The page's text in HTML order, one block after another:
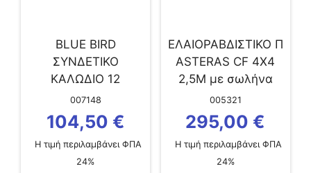
BLUE BIRD
ΣΥΝΔΕΤΙΚΟ
ΚΑΛΩΔΙΟ 12
ΜΕΤΡΩΝ ΜΕ
ΕΝΣΩΜΑΤΩΜΕΝΟ
INVERTER ΓΙΑ
ΣΥΝΔΕΣΗ ΣΕ
ΜΠΑΤΑΡΙΑ
007148
104,50 €
Η τιμή περιλαμβάνει ΦΠΑ
24%
ΕΛΑΙΟΡΑΒΔΙΣΤΙΚΟ Π
ASTERAS CF 4X4
2,5M με σωλήνα
αλουμινίου
005321
295,00 €
Η τιμή περιλαμβάνει ΦΠΑ
24%